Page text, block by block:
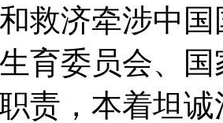
救济牵涉中
育委员会、
责，本着坦